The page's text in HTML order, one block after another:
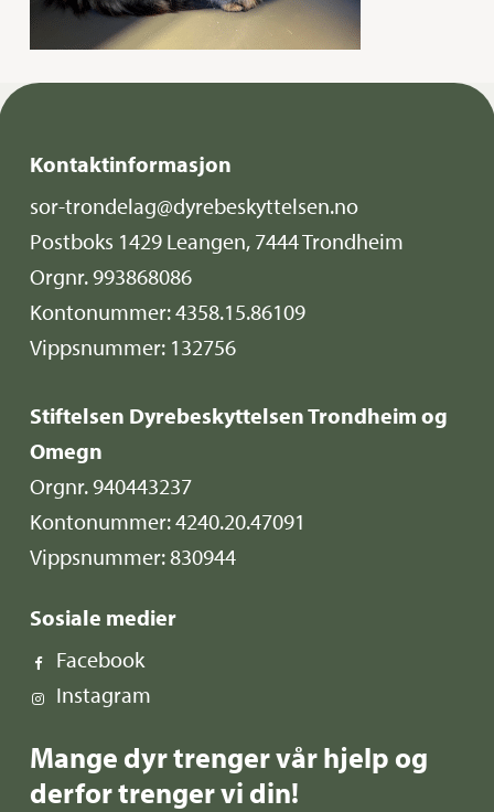
Kontaktinformasjon
sor-trondelag@dyrebeskyttelsen.no
Postboks 1429 Leangen, 7444 Trondheim
Orgnr. 993868086
Kontonummer: 4358.15.86109
Vippsnummer: 132756
Stiftelsen Dyrebeskyttelsen Trondheim og
Omegn
Orgnr. 940443237
Kontonummer: 4240.20.47091
Vippsnummer: 830944
Sosiale medier
Facebook
Instagram
Mange dyr trenger vår hjelp og
derfor trenger vi din!